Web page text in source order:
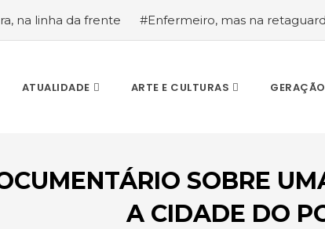
na linha da frente #Enfermeiro, mas na
ATUALIDADE ARTE E CULTURAS
SOBRE
A CIDADE DO